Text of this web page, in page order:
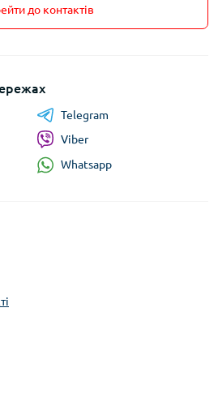
до контактів
Telegram
Viber
Whatsapp